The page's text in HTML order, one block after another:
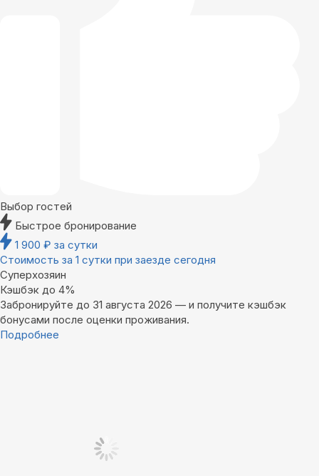
Выбор гостей
Быстрое бронирование
1 900 ₽ за сутки
Стоимость за 1 сутки при заезде сегодня
Суперхозяин
Кэшбэк до 4%
Забронируйте до 31 августа 2026 — и получите кэшбэк
бонусами после оценки проживания.
Подробнее